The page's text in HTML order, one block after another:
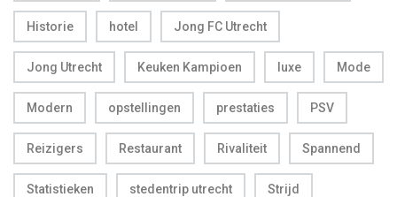
Historie hotel Jong FC Utrecht
Jong Utrecht Keuken Kampioen luxe Mode
Modern opstellingen prestaties PSV
Reizigers Restaurant Rivaliteit Spannend
Statistieken stedentrip utrecht Strijd